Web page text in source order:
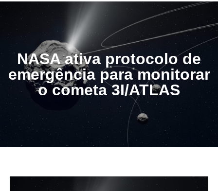
NASA ativa protocolo de
emergência para monitorar
o cometa 3I/ATLAS